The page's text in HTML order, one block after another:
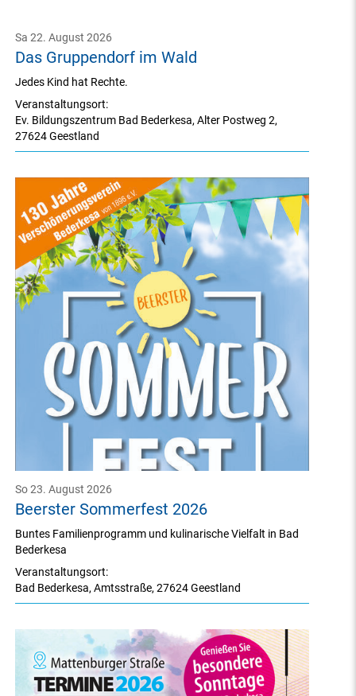
Das Gruppendorf im Wald
Sa 22. August 2026
Veranstaltungsort:
Ev. Bildungszentrum Bad Bederkesa,Alter Postweg 2,
27624 Geestland
Jedes Kind hat Rechte.
Beerster Sommerfest 2026
So 23. August 2026
Veranstaltungsort:
Bad Bederkesa,Amtsstraße,27624 Geestland
Buntes Familienprogramm und kulinarische Vielfalt in Bad
Bederkesa